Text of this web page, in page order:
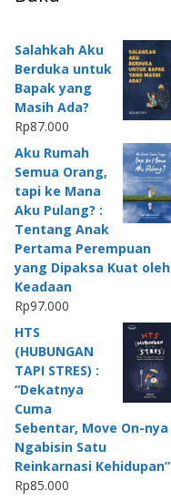
Salahkah Aku
Berduka untuk
Bapak yang
Masih Ada?
Rp87.000
Aku Rumah
Semua Orang,
tapi ke Mana
Aku Pulang? :
Tentang Anak
Pertama Perempuan
yang Dipaksa Kuat oleh
Keadaan
Rp97.000
HTS
(HUBUNGAN
TAPI STRES) :
“Dekatnya
Cuma
Sebentar, Move On-nya
Ngabisin Satu
Reinkarnasi Kehidupan”
Rp85.000